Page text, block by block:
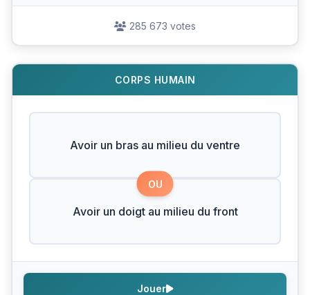
285 673 votes
CORPS HUMAIN
Avoir un bras au milieu du ventre
OU
Avoir un doigt au milieu du front
Jouer